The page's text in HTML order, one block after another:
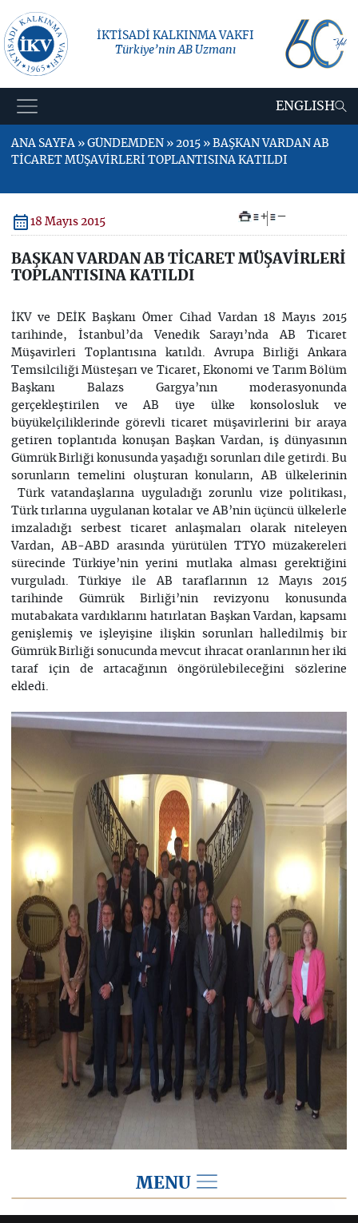
İKTİSADİ KALKINMA VAKFI
Türkiye’nin AB Uzmanı
ENGLISH
ANA SAYFA » GÜNDEMDEN » 2015 » BAŞKAN VARDAN AB
TİCARET MÜŞAVİRLERİ TOPLANTISINA KATILDI
18 Mayıs 2015 + –
BAŞKAN VARDAN AB TİCARET MÜŞAVİRLERİ
TOPLANTISINA KATILDI
İKV ve DEİK Başkanı Ömer Cihad Vardan 18 Mayıs 2015
tarihinde, İstanbul’da Venedik Sarayı’nda AB Ticaret
Müşavirleri Toplantısına katıldı. Avrupa Birliği Ankara
Temsilciliği Müsteşarı ve Ticaret, Ekonomi ve Tarım Bölüm
Başkanı Balazs Gargya’nın moderasyonunda
gerçekleştirilen ve AB üye ülke konsolosluk ve
büyükelçiliklerinde görevli ticaret müşavirlerini bir araya
getiren toplantıda konuşan Başkan Vardan, iş dünyasının
Gümrük Birliği konusunda yaşadığı sorunları dile getirdi. Bu
sorunların temelini oluşturan konuların, AB ülkelerinin
Türk vatandaşlarına uyguladığı zorunlu vize politikası,
Türk tırlarına uygulanan kotalar ve AB’nin üçüncü ülkelerle
imzaladığı serbest ticaret anlaşmaları olarak niteleyen
Vardan, AB-ABD arasında yürütülen TTYO müzakereleri
sürecinde Türkiye’nin yerini mutlaka alması gerektiğini
vurguladı. Türkiye ile AB taraflarının 12 Mayıs 2015
tarihinde Gümrük Birliği’nin revizyonu konusunda
mutabakata vardıklarını hatırlatan Başkan Vardan, kapsamı
genişlemiş ve işleyişine ilişkin sorunları halledilmiş bir
Gümrük Birliği sonucunda mevcut ihracat oranlarının her iki
taraf için de artacağının öngörülebileceğini sözlerine
ekledi.
MENU